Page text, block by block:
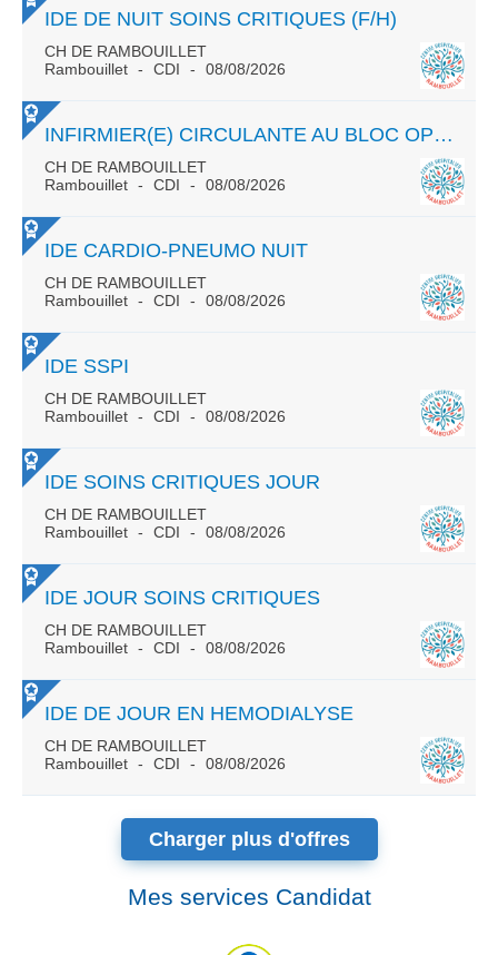
IDE DE NUIT SOINS CRITIQUES (F/H)
CH DE RAMBOUILLET
Rambouillet
CDI 08/08/2026
INFIRMIER(E) CIRCULANTE AU BLOC OPERATOIRE
CH DE RAMBOUILLET
Rambouillet
CDI 08/08/2026
IDE CARDIO-PNEUMO NUIT
CH DE RAMBOUILLET
Rambouillet
CDI 08/08/2026
IDE SSPI
CH DE RAMBOUILLET
Rambouillet
CDI 08/08/2026
IDE SOINS CRITIQUES JOUR
CH DE RAMBOUILLET
Rambouillet
CDI 08/08/2026
IDE JOUR SOINS CRITIQUES
CH DE RAMBOUILLET
Rambouillet
CDI 08/08/2026
IDE DE JOUR EN HEMODIALYSE
CH DE RAMBOUILLET
Rambouillet
CDI 08/08/2026
Charger plus d'offres
Mes services Candidat